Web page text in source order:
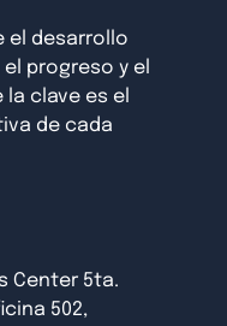
el desarrollo
progreso y el
clave es el
de cada
Center 5ta.
502,